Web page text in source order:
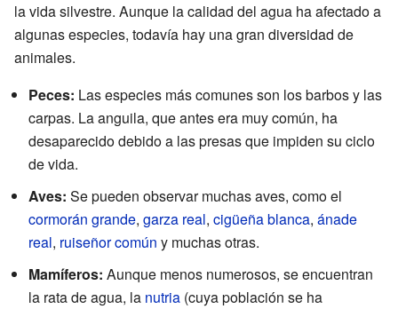
la vida silvestre. Aunque la calidad del agua ha afectado a
algunas especies, todavía hay una gran diversidad de
animales.
Peces: Las especies más comunes son los barbos y las
carpas. La anguila, que antes era muy común, ha
desaparecido debido a las presas que impiden su ciclo
de vida.
Aves: Se pueden observar muchas aves, como el
cormorán grande, garza real, cigüeña blanca, ánade
real, ruiseñor común y muchas otras.
Mamíferos: Aunque menos numerosos, se encuentran
la rata de agua, la nutria (cuya población se ha